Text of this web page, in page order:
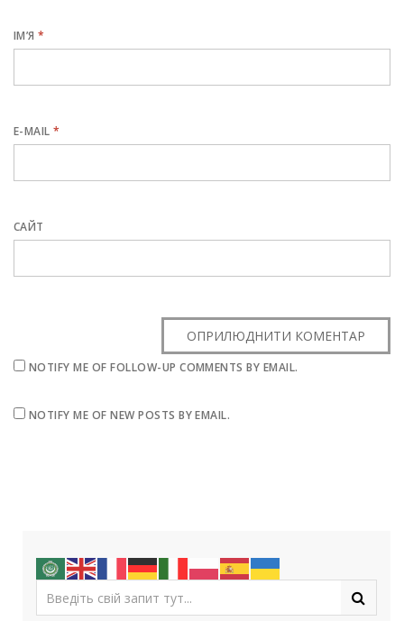
ІМ’Я*
E-MAIL*
САЙТ
NOTIFY ME OF FOLLOW-UP COMMENTS BY EMAIL.
NOTIFY ME OF NEW POSTS BY EMAIL.